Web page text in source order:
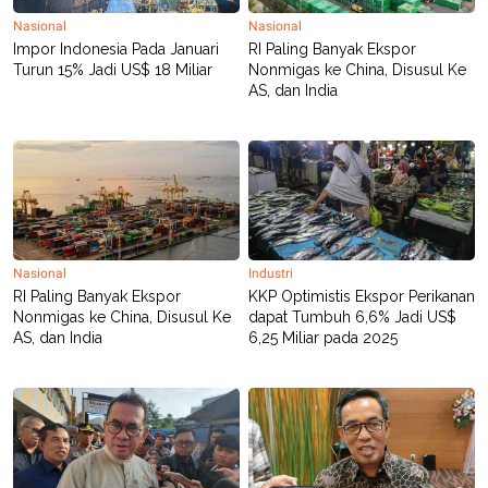
P
P
E
D
E
R
I
G
K
G
M
E
D
I
A
.
I
SITEMAPPROFILETERM
OF
USE
Nasional
Impor Indonesia Pada Januari
Turun 15% Jadi US$ 18 Miliar
Nasional
RI Paling Banyak Ekspor
Nonmigas ke China, Disusul Ke
AS, dan India
Nasional
RI Paling Banyak Ekspor
Nonmigas ke China, Disusul Ke
AS, dan India
Industri
KKP Optimistis Ekspor Perikanan
dapat Tumbuh 6,6% Jadi US$
6,25 Miliar pada 2025